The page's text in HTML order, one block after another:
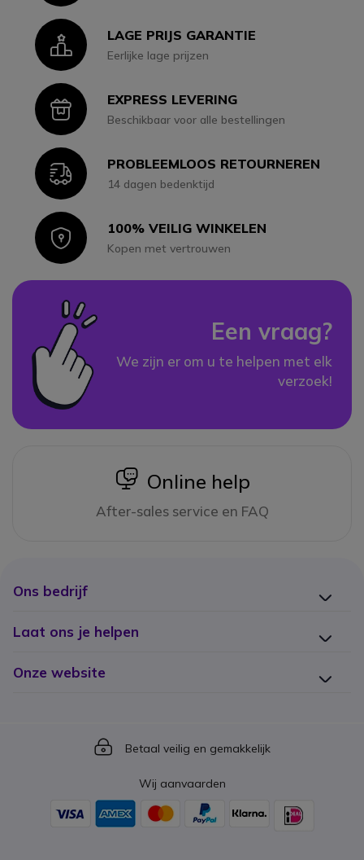
IconLAGE PRIJS GARANTIE
Eerlijke lage prijzen
IconEXPRESS LEVERING
Beschikbaar voor alle bestellingen
IconPROBLEEMLOOS RETOURNEREN
14 dagen bedenktijd
Icon100% VEILIG WINKELEN
Kopen met vertrouwen
Een vraag?
We zijn er om u te helpen met elk
verzoek!
icon
Online help
After-sales service en FAQ
Ons bedrijf
Laat ons je helpen
Onze website
Icon
Betaal veilig en gemakkelijk
Wij aanvaarden